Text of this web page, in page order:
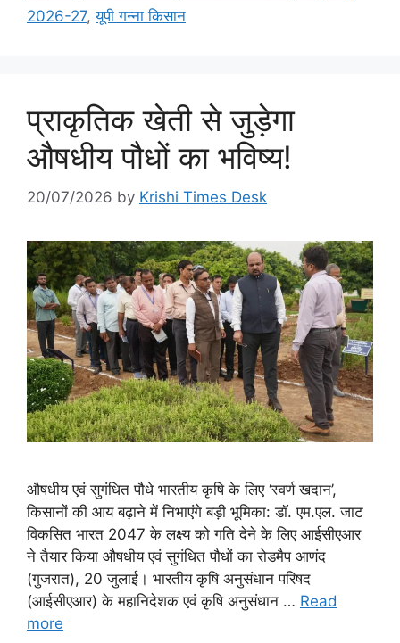
2026-27,यूपी गन्ना किसान
प्राकृतिक खेती से जुड़ेगा
औषधीय पौधों का भविष्य!
20/07/2026 by Krishi Times Desk
औषधीय एवं सुगंधित पौधे भारतीय कृषि के लिए ‘स्वर्ण खदान’,
किसानों की आय बढ़ाने में निभाएंगे बड़ी भूमिका: डॉ. एम.एल. जाट
विकसित भारत 2047 के लक्ष्य को गति देने के लिए आईसीएआर
ने तैयार किया औषधीय एवं सुगंधित पौधों का रोडमैप आणंद
(गुजरात), 20 जुलाई। भारतीय कृषि अनुसंधान परिषद
(आईसीएआर) के महानिदेशक एवं कृषि अनुसंधान … Read
more